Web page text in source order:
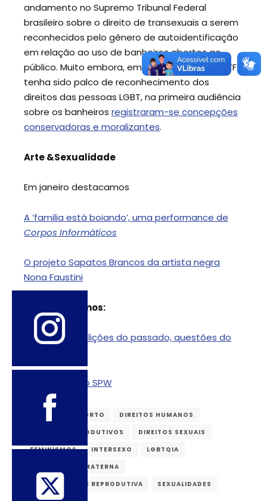
andamento no Supremo Tribunal Federal
brasileiro sobre o direito de transexuais a serem
reconhecidos pelo gênero de autoidentificação
em relação ao uso de banheiros abertos ao
público. Muito embora, em anos recentes, o STF
tenha sido palco de reconhecimento dos
direitos das pessoas LGBT, na primeira audiência
sobre os banheiros registraram-se concepções
conservadoras e moralizantes.
Arte &Sexualidade
Em janeiro destacamos
A ‘familia está boiando’, uma performance de
Corpos Informáticos
O projeto Sapatos Brancos da artista negra
Nona Faustini
Recomendamos:
“Suffragette”: lições do passado, questões do
Visite o site do SPW
DIREITO AO ABORTO
DIREITOS HUMANOS
DIREITOS REPRODUTIVOS
DIREITOS SEXUAIS
FEMINISMOS
INTERSEXO
LGBTQIA
MORTALIDADE MATERNA
SAÚDE SEXUAL E REPRODUTIVA
SEXUALIDADES